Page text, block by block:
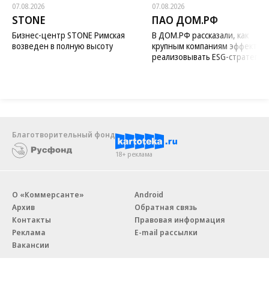
07.08.2026
STONE
Бизнес-центр STONE Римская
возведен в полную высоту
07.08.2026
ПАО ДОМ.РФ
В ДОМ.РФ рассказали, как
крупным компаниям
реализовывать ESG-стратегию
Благотворительный фонд
18+ реклама
О «Коммерсанте»
Архив
Контакты
Реклама
Вакансии
Android
Обратная связь
Правовая информация
E-mail рассылки